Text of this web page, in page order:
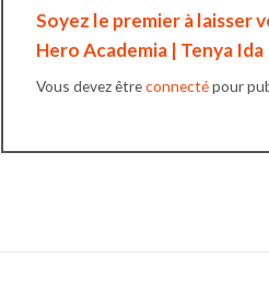
Soyez le premier à laisser
Hero Academia | Tenya Ida
Vous devez êtreconnectépour